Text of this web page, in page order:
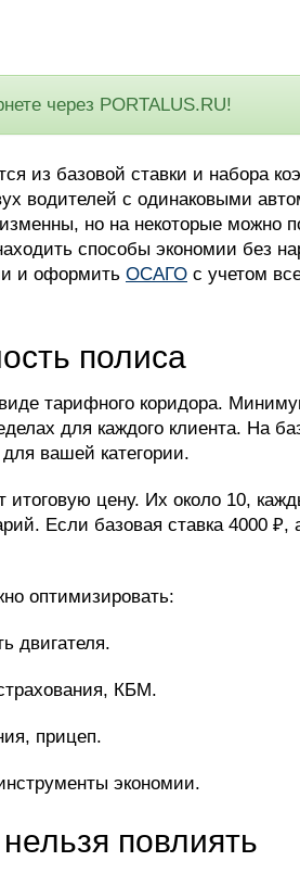
через PORTALUS.RU!
из базовой ставки и набора
водителей с одинаковыми
но на некоторые можно
способы экономии без
и оформить ОСАГО с учетом
полиса
виде тарифного коридора.
для каждого клиента. На
вашей категории.
цену. Их около 10,
Если базовая ставка 4000
оптимизировать:
двигателя.
КБМ.
прицеп.
экономии.
повлиять